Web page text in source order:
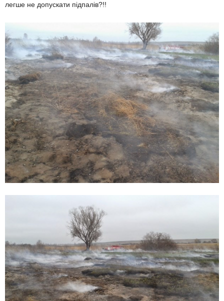
легше не допускати підпалів?!!